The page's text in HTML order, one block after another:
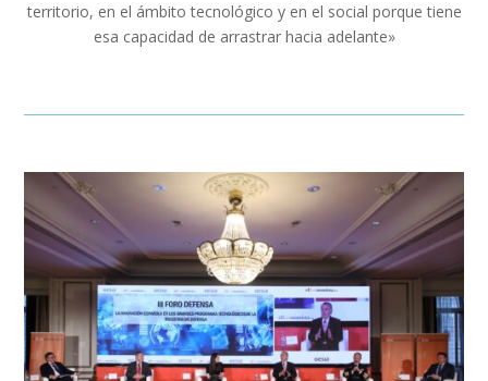
territorio, en el ámbito tecnológico y en el social porque tiene
esa capacidad de arrastrar hacia adelante»